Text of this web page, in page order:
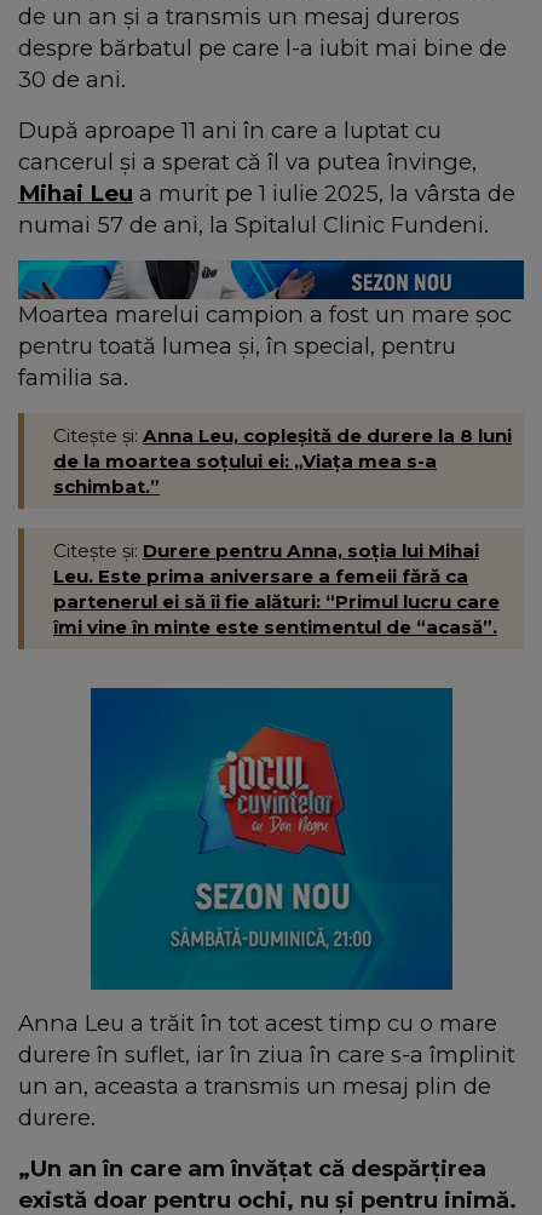
de un an și a transmis un mesaj dureros
despre bărbatul pe care l-a iubit mai bine de
30 de ani.
După aproape 11 ani în care a luptat cu
cancerul și a sperat că îl va putea învinge,
Mihai Leu a murit pe 1 iulie 2025, la vârsta de
numai 57 de ani, la Spitalul Clinic Fundeni.
Moartea marelui campion a fost un mare șoc
pentru toată lumea și, în special, pentru
familia sa.
Citește și: Anna Leu, copleșită de durere la 8 luni
de la moartea soțului ei: „Viața mea s-a
schimbat.”
Citește și: Durere pentru Anna, soția lui Mihai
Leu. Este prima aniversare a femeii fără ca
partenerul ei să îi fie alături: “Primul lucru care
îmi vine în minte este sentimentul de “acasă”.
Anna Leu a trăit în tot acest timp cu o mare
durere în suflet, iar în ziua în care s-a împlinit
un an, aceasta a transmis un mesaj plin de
durere.
„Un an în care am învățat că despărțirea
există doar pentru ochi, nu și pentru inimă.